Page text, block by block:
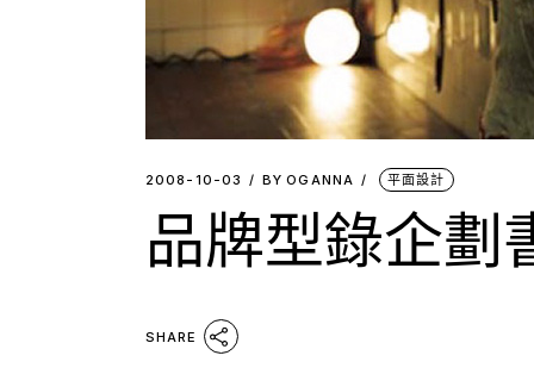
2008-10-03 BY OGANNA 平面設計
品牌型錄企劃
SHARE